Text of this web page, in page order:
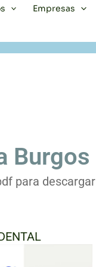
Empresas
Burgos
para descargar